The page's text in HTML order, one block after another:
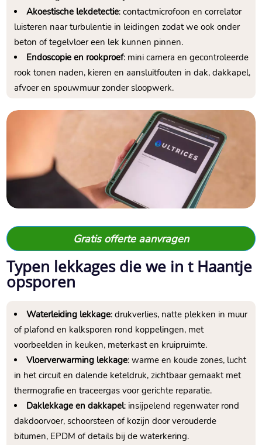
Akoestische lekdetectie: contactmicrofoon en correlator
luisteren naar turbulentie in leidingen zodat we ook onder
beton of tegelvloer een lek kunnen pinnen.
Endoscopie en rookproef: mini camera en gecontroleerde
rook tonen naden, kieren en aansluitfouten in dak, dakkapel,
afvoer en spouwmuur zonder sloopwerk.
Gratis offerte aanvragen
Typen lekkages die we in t Haantje
opsporen
Waterleiding lekkage: drukverlies, natte plekken in muur
of plafond en kalksporen rond koppelingen, met
voorbeelden in keuken, meterkast en kruipruimte.
Vloerverwarming lekkage: warme en koude zones, lucht
in het circuit en dalende keteldruk, zichtbaar gemaakt met
thermografie en traceergas voor gerichte reparatie.
Daklekkage en dakkapel: insijpelend regenwater rond
dakdoorvoer, schoorsteen of kozijn door verouderde
bitumen, EPDM of details bij de waterkering.